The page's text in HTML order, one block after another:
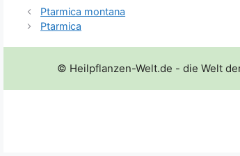
Ptarmica montana
Ptarmica
© Heilpflanzen-Welt.de - die Welt